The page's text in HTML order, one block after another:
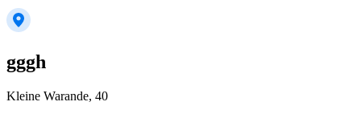
gggh
Kleine Warande, 40